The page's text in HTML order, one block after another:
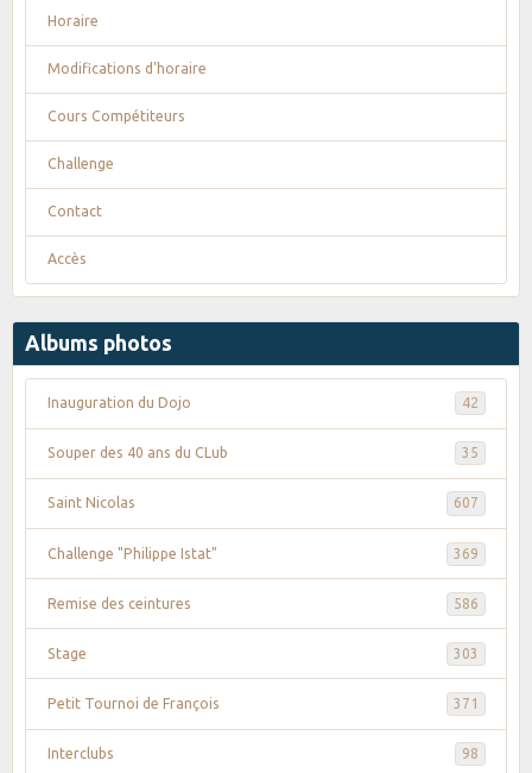
Horaire
Modifications d'horaire
Cours Compétiteurs
Challenge
Contact
Accès
Albums photos
Inauguration du Dojo 42
Souper des 40 ans du CLub 35
Saint Nicolas 607
Challenge "Philippe Istat" 369
Remise des ceintures 586
Stage 303
Petit Tournoi de François 371
Interclubs 98